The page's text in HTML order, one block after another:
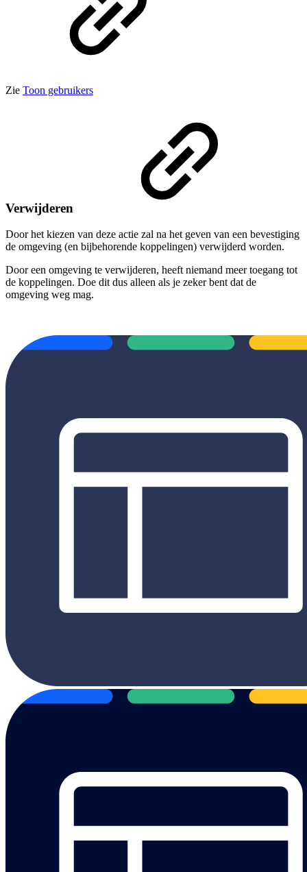
Zie Toon gebruikers
Verwijderen
Door het kiezen van deze actie zal na het geven van een bevestiging
de omgeving (en bijbehorende koppelingen) verwijderd worden.
Door een omgeving te verwijderen, heeft niemand meer toegang tot
de koppelingen. Doe dit dus alleen als je zeker bent dat de
omgeving weg mag.